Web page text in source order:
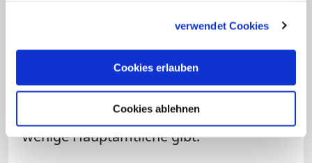
verwendet Cookies
Cookies erlauben
Cookies ablehnen
bei diesem Modell die gemeindlichen
Gruppen zu sehr unter sich bleiben und
zu wenig nach außen agieren. Für das
laizistische Frankreich ist dieses Modell
bestimmt vorbildlich, weil es dort nur
wenige Hauptamtliche gibt.